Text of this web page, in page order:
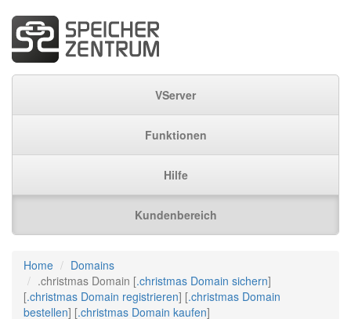
VServer
Funktionen
Hilfe
Kundenbereich
Home
Domains
.christmas Domain [.christmas Domain sichern]
[.christmas Domain registrieren] [.christmas Domain
bestellen] [.christmas Domain kaufen]